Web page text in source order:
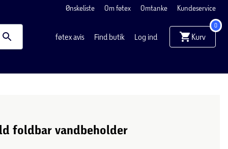
Ønskeliste Om føtex Omtanke Kundeservice
føtex avis Find butik Log ind Kurv
0
foldbar vandbeholder